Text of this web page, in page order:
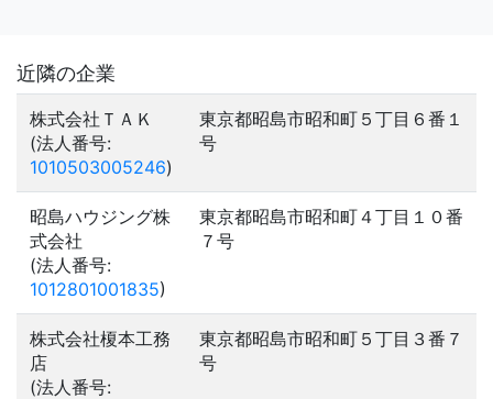
近隣の企業
株式会社ＴＡＫ
(法人番号:
1010503005246)
東京都昭島市昭和町５丁目６番１
号
昭島ハウジング株
式会社
(法人番号:
1012801001835)
東京都昭島市昭和町４丁目１０番
７号
株式会社榎本工務
店
(法人番号:
東京都昭島市昭和町５丁目３番７
号